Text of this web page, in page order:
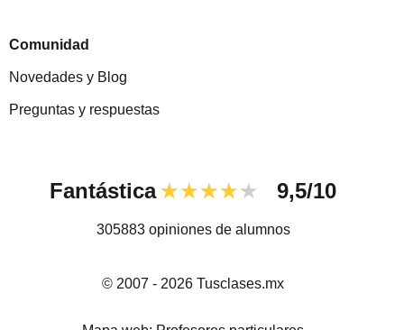
Comunidad
Novedades y Blog
Preguntas y respuestas
Fantástica ★★★★★ 9,5/10
305883 opiniones de alumnos
© 2007 - 2026 Tusclases.mx